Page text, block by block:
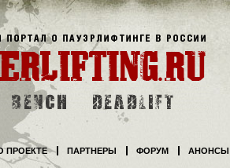
ПРОЕКТЕ ПАРТНЕРЫ ФОРУМ АНОНСЫ